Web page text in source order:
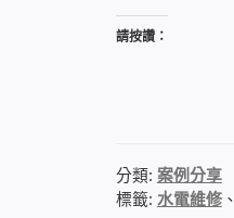
請按讚：
分類: 案例分享
標籤: 水電維修、